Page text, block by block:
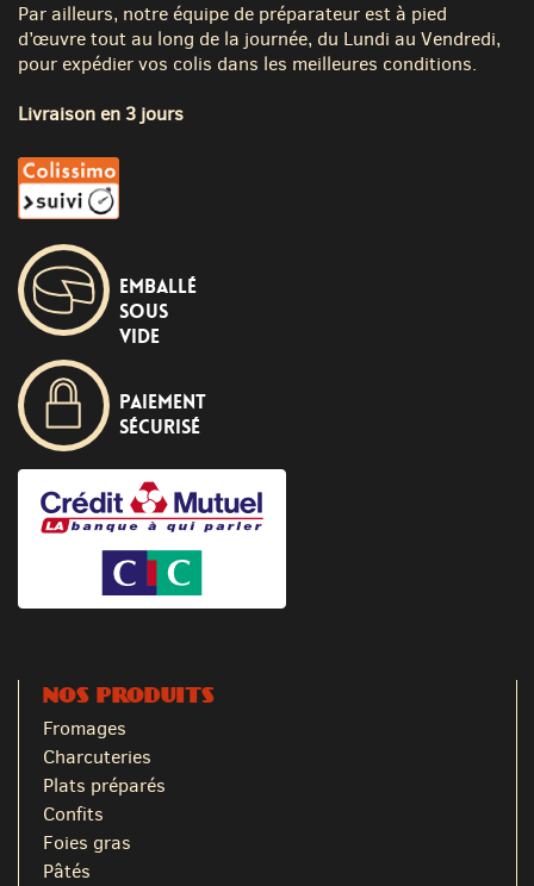
Par ailleurs, notre équipe de préparateur est à pied
d’œuvre tout au long de la journée, du Lundi au Vendredi,
pour expédier vos colis dans les meilleures conditions.
Livraison en 3 jours
Emballé
sous
vide
Paiement
sécurisé
NOS PRODUITS
Fromages
Charcuteries
Plats préparés
Confits
Foies gras
Pâtés